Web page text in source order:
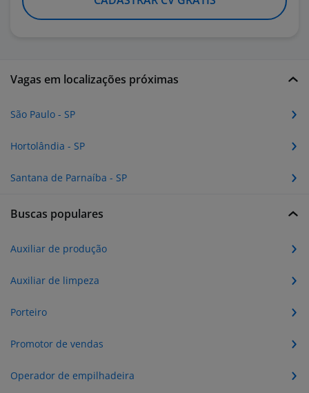
Vagas em localizações próximas
São Paulo - SP
Hortolândia - SP
Santana de Parnaíba - SP
Buscas populares
Auxiliar de produção
Auxiliar de limpeza
Porteiro
Promotor de vendas
Operador de empilhadeira